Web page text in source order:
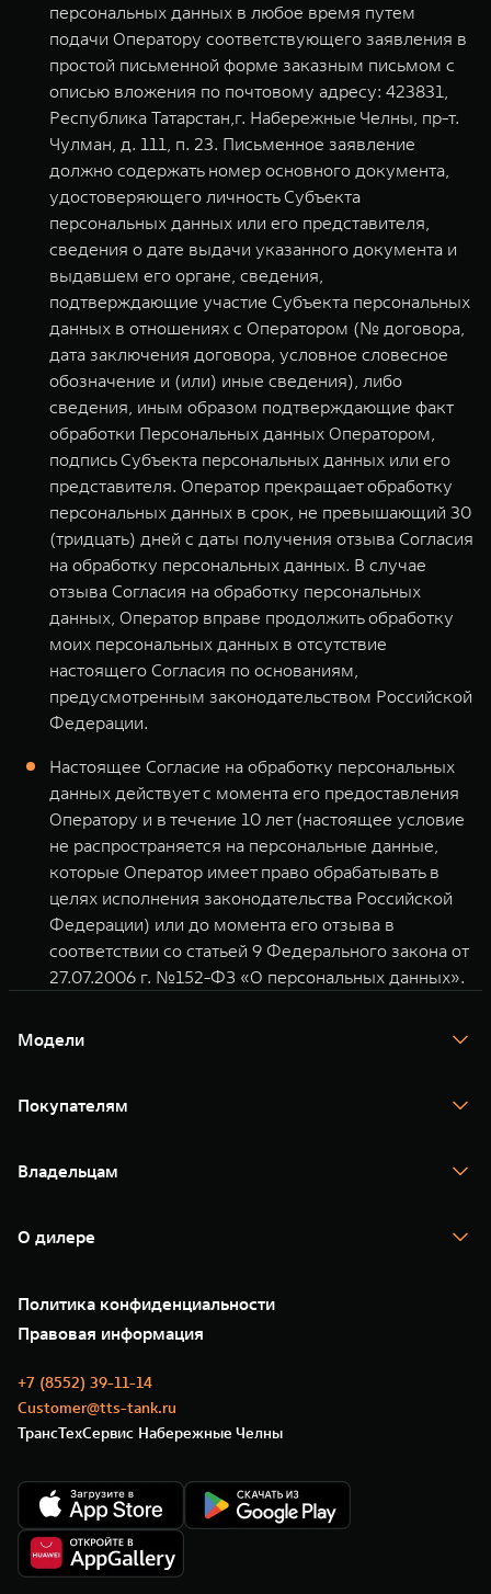
персональных данных в любое время путем
подачи Оператору соответствующего заявления в
простой письменной форме заказным письмом с
описью вложения по почтовому адресу: 423831,
Республика Татарстан,г. Набережные Челны, пр-т.
Чулман, д. 111, п. 23. Письменное заявление
должно содержать номер основного документа,
удостоверяющего личность Субъекта
персональных данных или его представителя,
сведения о дате выдачи указанного документа и
выдавшем его органе, сведения,
подтверждающие участие Субъекта персональных
данных в отношениях с Оператором (№ договора,
дата заключения договора, условное словесное
обозначение и (или) иные сведения), либо
сведения, иным образом подтверждающие факт
обработки Персональных данных Оператором,
подпись Субъекта персональных данных или его
представителя. Оператор прекращает обработку
персональных данных в срок, не превышающий 30
(тридцать) дней с даты получения отзыва Согласия
на обработку персональных данных. В случае
отзыва Согласия на обработку персональных
данных, Оператор вправе продолжить обработку
моих персональных данных в отсутствие
настоящего Согласия по основаниям,
предусмотренным законодательством Российской
Федерации.
Настоящее Согласие на обработку персональных
данных действует с момента его предоставления
Оператору и в течение 10 лет (настоящее условие
не распространяется на персональные данные,
которые Оператор имеет право обрабатывать в
целях исполнения законодательства Российской
Федерации) или до момента его отзыва в
соответствии со статьей 9 Федерального закона от
27.07.2006 г. №152-ФЗ «О персональных данных».
Модели
TANK 400
TANK 500
Покупателям
Тест-драйв
TANK Финансы
Корпоративным клиентам
Зарядные станции
Владельцам
Помощь на дороге
Новые цифровые сервисы TANK
Сервис
Нулевое ТО
Моторные масла
О дилере
35 лет GWM
GWM ТЕХ ДЕНЬ
Новости
Политика конфиденциальности
Правовая информация
+7 (8552) 39-11-14
Customer@tts-tank.ru
ТрансТехСервис Набережные Челны